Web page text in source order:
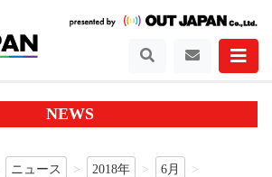
NEWS
ニュース 2018年
6月